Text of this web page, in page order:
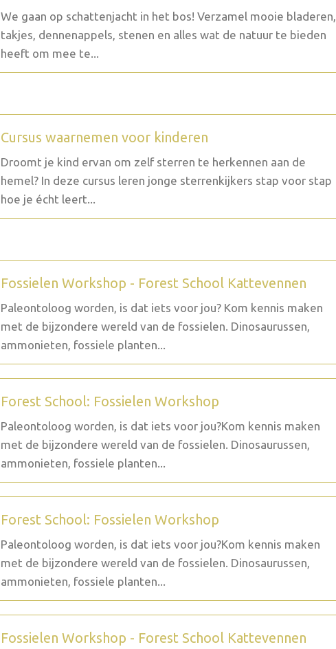
We gaan op schattenjacht in het bos! Verzamel mooie bladeren,
takjes, dennenappels, stenen en alles wat de natuur te bieden
heeft om mee te...
Cursus waarnemen voor kinderen
Droomt je kind ervan om zelf sterren te herkennen aan de
hemel? In deze cursus leren jonge sterrenkijkers stap voor stap
hoe je écht leert...
Fossielen Workshop - Forest School Kattevennen
Paleontoloog worden, is dat iets voor jou? Kom kennis maken
met de bijzondere wereld van de fossielen. Dinosaurussen,
ammonieten, fossiele planten...
Forest School: Fossielen Workshop
Paleontoloog worden, is dat iets voor jou?Kom kennis maken
met de bijzondere wereld van de fossielen. Dinosaurussen,
ammonieten, fossiele planten...
Forest School: Fossielen Workshop
Paleontoloog worden, is dat iets voor jou?Kom kennis maken
met de bijzondere wereld van de fossielen. Dinosaurussen,
ammonieten, fossiele planten...
Fossielen Workshop - Forest School Kattevennen